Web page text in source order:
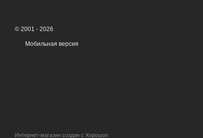
© 2001 - 2026
Мобильная версия
Интернет-магазин создан с Хорошоп